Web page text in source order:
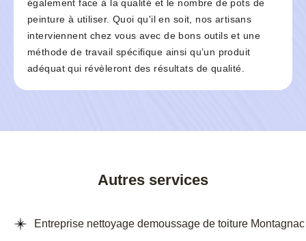
également face à la qualité et le nombre de pots de
peinture à utiliser. Quoi qu'il en soit, nos artisans
interviennent chez vous avec de bons outils et une
méthode de travail spécifique ainsi qu’un produit
adéquat qui révèleront des résultats de qualité.
Autres services
Entreprise nettoyage demoussage de toiture Montagnac